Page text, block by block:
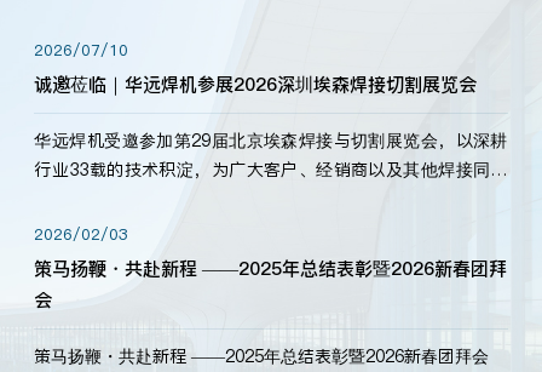
标准，持之以恒研发新产品、新技术。新老客户、行业伙伴、
海内外客户为目睹公司发布的新产…
2026/07/10
诚邀莅临｜华远焊机参展2026深圳埃森焊接切割展览会
华远焊机受邀参加第29届北京埃森焊接与切割展览会，以深耕
行业33载的技术积淀，为广大客户、经销商以及其他焊接同仁
2026/02/03
策马扬鞭・共赴新程 ——2025年总结表彰暨2026新春团拜
会
策马扬鞭・共赴新程 ——2025年总结表彰暨2026新春团拜会